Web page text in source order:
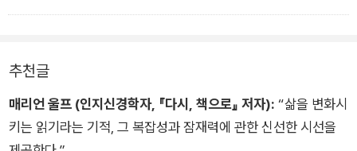
추천글
매리언 울프 (인지신경학자, 『다시, 책으로』 저자): “삶을 변화시
키는 읽기라는 기적, 그 복잡성과 잠재력에 관한 신선한 시선을